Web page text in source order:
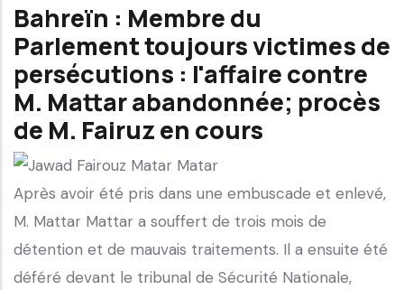
Bahreïn : Membre du
Parlement toujours victimes de
persécutions : l'affaire contre
M. Mattar abandonnée; procès
de M. Fairuz en cours
Après avoir été pris dans une embuscade et enlevé,
M. Mattar Mattar a souffert de trois mois de
détention et de mauvais traitements. Il a ensuite été
déféré devant le tribunal de Sécurité Nationale,